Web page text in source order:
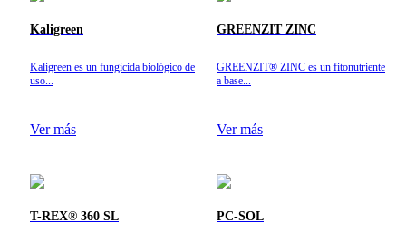
Kaligreen
Kaligreen es un fungicida biológico de
uso...
Ver más
GREENZIT ZINC
GREENZIT® ZINC es un fitonutriente
a base...
Ver más
T-REX® 360 SL PC-SOL